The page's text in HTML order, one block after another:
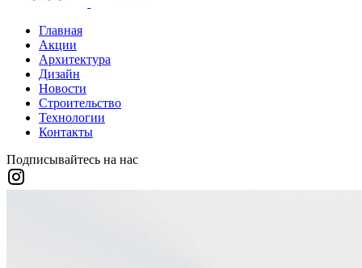
Главная
Акции
Архитектура
Дизайн
Новости
Строительство
Технологии
Контакты
Подписывайтесь на нас